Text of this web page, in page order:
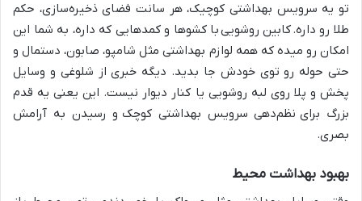
تو یه سرویس بهداشتی کوچیک، هر سانت فضای ذخیره‌سازی، حکم
طلا رو داره.کابین روشوییبا کشوها و کمد‌هایی که داره، به شما این
امکان رو میده که همه لوازم بهداشتی مثل شامپو، صابون، دستمال و
حتی حوله رو توی خودش جا بدید. دیگه خبری از شلوغی و وسایل
پخش و پلا روی لبه روشویی یا کنار دیوار نیست. این یعنی یه قدم
بزرگ برای نظم‌دهی سرویس بهداشتی کوچک و رسیدن به آرامش
بصری.
بهبود بهداشت محیط